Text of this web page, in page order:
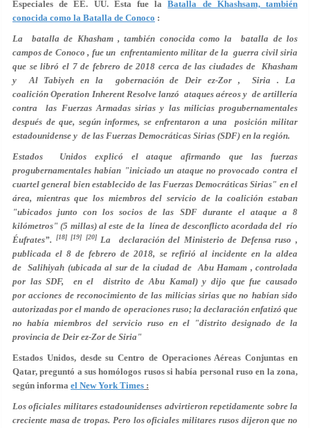
Especiales de EE. UU. Esta fue laBatalla de Khashsam, también
conocida como la Batalla de Conoco :
La batalla de Khasham, también conocida como labatalla de los
campos de Conoco , fue un enfrentamiento militar de la guerra civil siria
que se libró el 7 de febrero de 2018 cerca de las ciudades de Khasham
y Al Tabiyeh en la gobernación de Deir ez-Zor , Siria . La
coalición Operation Inherent Resolve lanzó ataques aéreos y de artillería
contra las Fuerzas Armadas sirias y las milicias progubernamentales
después de que, según informes, se enfrentaron a una posición militar
estadounidense y de las Fuerzas Democráticas Sirias (SDF) en la región.
Estados Unidos explicó el ataque afirmando que las fuerzas
progubernamentales habían "iniciado un ataque no provocado contra el
cuartel general bien establecido de las Fuerzas Democráticas Sirias" en el
área, mientras que los miembros del servicio de la coalición estaban
"ubicados junto con los socios de las SDF durante el ataque a 8
kilómetros" (5 millas) al este de la línea de desconflicto acordada del río
Éufrates”.
[18] [19] [20]La declaración del Ministerio de Defensa ruso ,
publicada el 8 de febrero de 2018, se refirió al incidente en la aldea
de Salihiyah (ubicada al sur de la ciudad de Abu Hamam , controlada
por las SDF, en el distrito de Abu Kamal) y dijo que fue causado
por acciones de reconocimiento de las milicias sirias que no habían sido
autorizadas por el mando de operaciones ruso; la declaración enfatizó que
no había miembros del servicio ruso en el "distrito designado de la
provincia de Deir ez-Zor de Siria"
Estados Unidos, desde su Centro de Operaciones Aéreas Conjuntas en
Qatar, preguntó a sus homólogos rusos si había personal ruso en la zona,
según informa el New York Times :
Los oficiales militares estadounidenses advirtieron repetidamente sobre la
creciente masa de tropas. Pero los oficiales militares rusos dijeron que no